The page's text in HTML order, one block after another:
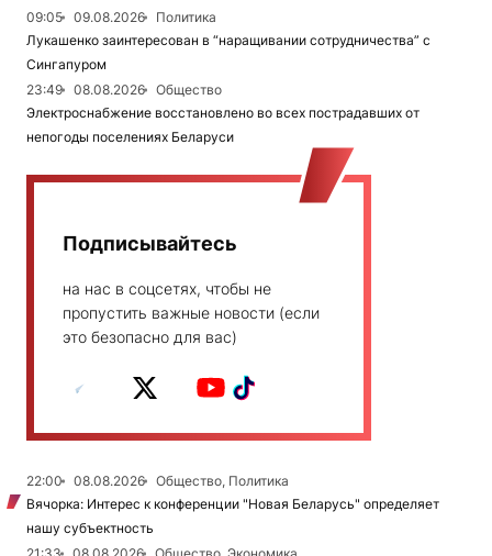
09:05
09.08.2026
Политика
Лукашенко заинтересован в “наращивании сотрудничества” с
Сингапуром
23:49
08.08.2026
Общество
Электроснабжение восстановлено во всех пострадавших от
непогоды поселениях Беларуси
Подписывайтесь
на нас в соцсетях, чтобы не
пропустить важные новости (если
это безопасно для вас)
22:00 08.08.2026
Общество, Политика
Вячорка: Интерес к конференции "Новая Беларусь" определяет
нашу субъектность